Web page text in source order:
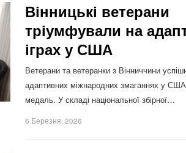
Вінницькі ветерани
тріумфували на
іграх у США
Ветерани та ветеранки з Вінниччини
адаптивних міжнародних змаганнях у
медаль. У складі національної збірної…
6 Березня, 2026